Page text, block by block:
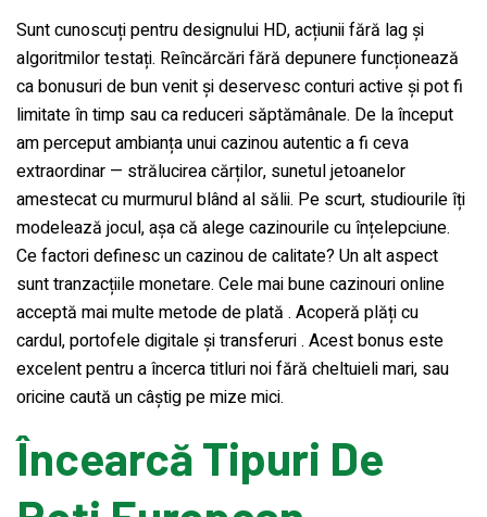
Sunt cunoscuți pentru designului HD, acțiunii fără lag și
algoritmilor testați. Reîncărcări fără depunere funcționează
ca bonusuri de bun venit și deservesc conturi active și pot fi
limitate în timp sau ca reduceri săptămânale. De la început
am perceput ambianța unui cazinou autentic a fi ceva
extraordinar — strălucirea cărților, sunetul jetoanelor
amestecat cu murmurul blând al sălii. Pe scurt, studiourile îți
modelează jocul, așa că alege cazinourile cu înțelepciune.
Ce factori definesc un cazinou de calitate? Un alt aspect
sunt tranzacțiile monetare. Cele mai bune cazinouri online
acceptă mai multe metode de plată . Acoperă plăți cu
cardul, portofele digitale și transferuri . Acest bonus este
excelent pentru a încerca titluri noi fără cheltuieli mari, sau
oricine caută un câștig pe mize mici.
Încearcă Tipuri De